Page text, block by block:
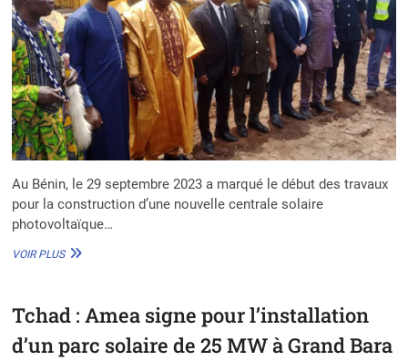
Au Bénin, le 29 septembre 2023 a marqué le début des travaux
pour la construction d’une nouvelle centrale solaire
photovoltaïque…
VOIR PLUSBÉNIN
CENTRALE
PHOTOVOLTAÏQUE
Tchad : Amea signe pour l’installation
d’un parc solaire de 25 MW à Grand Bara